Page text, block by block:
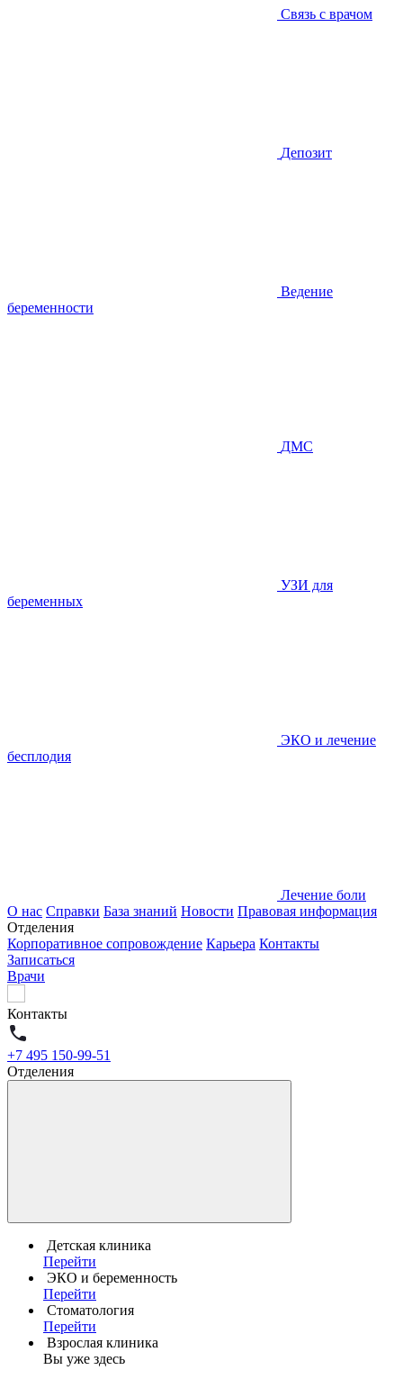
Связь с врачом
Депозит
Ведение
беременности
ДМС
УЗИ для
беременных
ЭКО и лечение
бесплодия
Лечение боли
О нас Справки База знаний Новости Правовая информация
Отделения
Корпоративное сопровождение Карьера Контакты
Записаться
Врачи
Контакты
+7 495 150-99-51
Отделения
Детская клиника
Перейти
ЭКО и беременность
Перейти
Стоматология
Перейти
Взрослая клиника
Вы уже здесь